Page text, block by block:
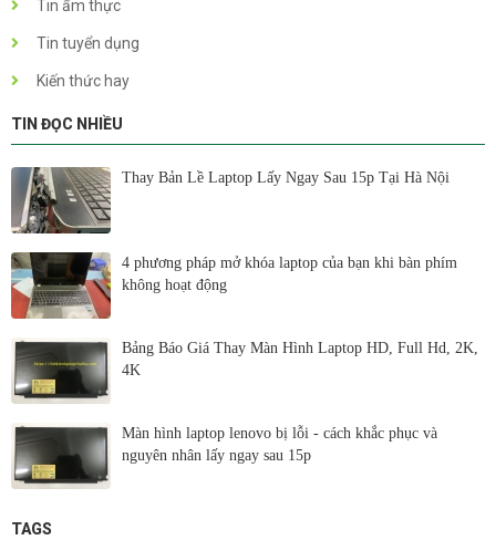
Tin ẩm thực
Tin tuyển dụng
Kiến thức hay
TIN ĐỌC NHIỀU
Thay Bản Lề Laptop Lấy Ngay Sau 15p Tại Hà Nội
4 phương pháp mở khóa laptop của bạn khi bàn phím
không hoạt động
Bảng Báo Giá Thay Màn Hình Laptop HD, Full Hd, 2K,
4K
Màn hình laptop lenovo bị lỗi - cách khắc phục và
nguyên nhân lấy ngay sau 15p
TAGS